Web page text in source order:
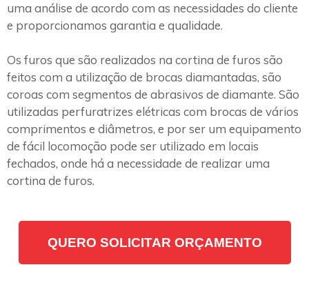
uma análise de acordo com as necessidades do cliente
e proporcionamos garantia e qualidade.
Os furos que são realizados na cortina de furos são
feitos com a utilização de brocas diamantadas, são
coroas com segmentos de abrasivos de diamante. São
utilizadas perfuratrizes elétricas com brocas de vários
comprimentos e diâmetros, e por ser um equipamento
de fácil locomoção pode ser utilizado em locais
fechados, onde há a necessidade de realizar uma
cortina de furos.
QUERO SOLICITAR ORÇAMENTO